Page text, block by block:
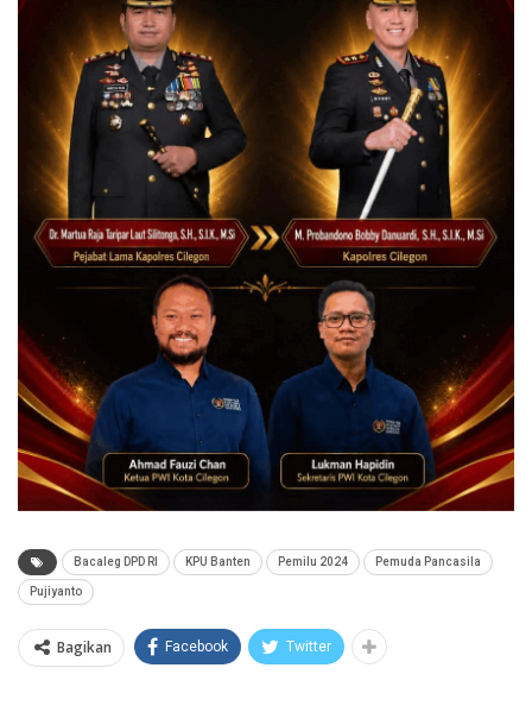
Bacaleg DPD RI KPU Banten Pemilu 2024 Pemuda Pancasila
Pujiyanto
Bagikan Facebook Twitter